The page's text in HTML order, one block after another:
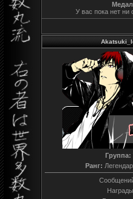
У вас пока нет ни
Группа:
Ранг: